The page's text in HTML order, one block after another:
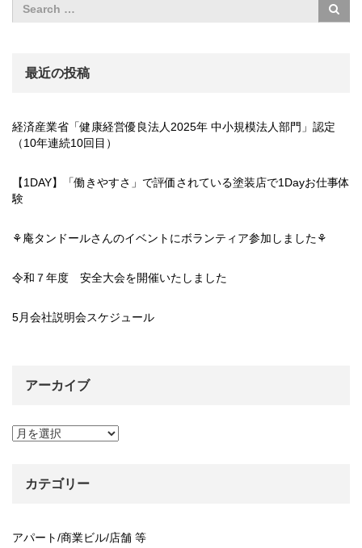
最近の投稿
経済産業省「健康経営優良法人2025年 中小規模法人部門」認定
（10年連続10回目）
【1DAY】「働きやすさ」で評価されている塗装店で1Dayお仕事体
験
⚘庵タンドールさんのイベントにボランティア参加しました⚘
令和７年度 安全大会を開催いたしました
5月会社説明会スケジュール
アーカイブ
ア
カテゴリー
アパート/商業ビル/店舗 等